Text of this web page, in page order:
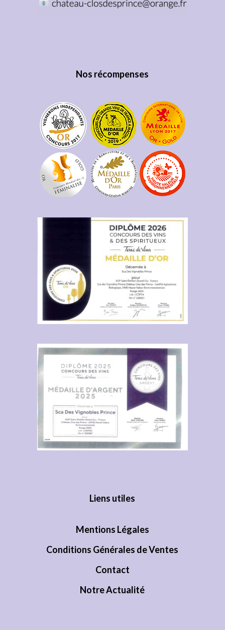
Nos récompenses
Liens utiles
Mentions Légales
Conditions Générales de Ventes
Contact
Notre Actualité